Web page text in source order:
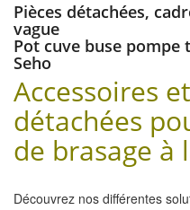
Pièces détachées,
vague
Pot cuve buse
Seho
Accessoires
détachées
de brasage à
Découvrez nos différentes